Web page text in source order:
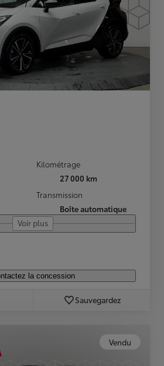
Kilométrage
27 000 km
Transmission
Boîte automatique
Voir plus
la concession
Sauvegardez
Vendu